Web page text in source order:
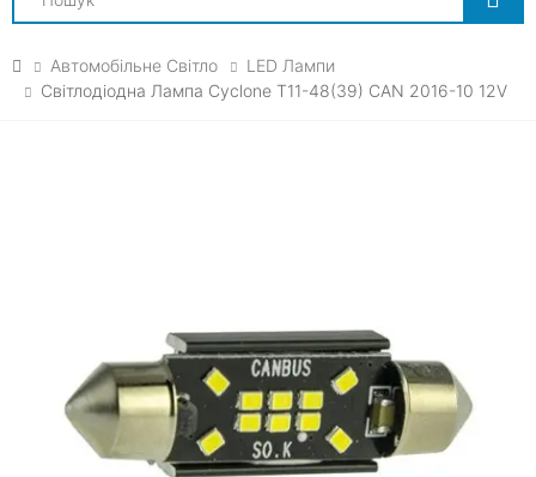
Автомобільне Світло
LED Лампи
Світлодіодна Лампа Cyclone T11-48(39) CAN 2016-10 12V